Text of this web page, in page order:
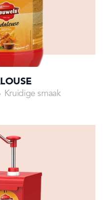
Kruidige smaak